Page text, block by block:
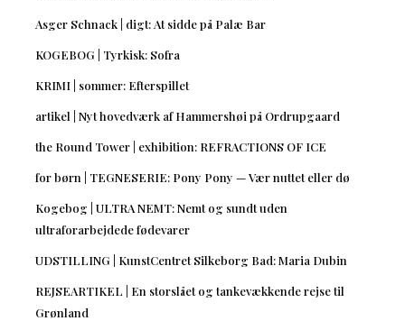
Asger Schnack | digt: At sidde på Palæ Bar
KOGEBOG | Tyrkisk: Sofra
KRIMI | sommer: Efterspillet
artikel | Nyt hovedværk af Hammershøi på Ordrupgaard
the Round Tower | exhibition: REFRACTIONS OF ICE
for børn | TEGNESERIE: Pony Pony — Vær nuttet eller dø
Kogebog | ULTRA NEMT: Nemt og sundt uden
ultraforarbejdede fødevarer
UDSTILLING | KunstCentret Silkeborg Bad: Maria Dubin
REJSEARTIKEL | En storslået og tankevækkende rejse til
Grønland